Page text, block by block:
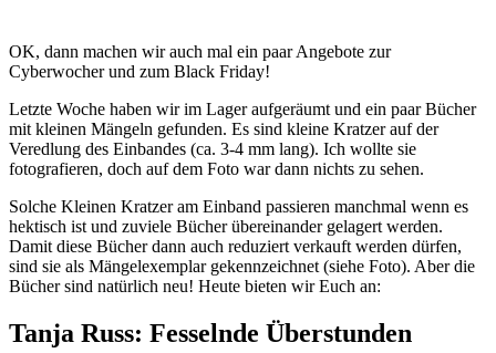
OK, dann machen wir auch mal ein paar Angebote zur
Cyberwocher und zum Black Friday!
Letzte Woche haben wir im Lager aufgeräumt und ein paar Bücher
mit kleinen Mängeln gefunden. Es sind kleine Kratzer auf der
Veredlung des Einbandes (ca. 3-4 mm lang). Ich wollte sie
fotografieren, doch auf dem Foto war dann nichts zu sehen.
Solche Kleinen Kratzer am Einband passieren manchmal wenn es
hektisch ist und zuviele Bücher übereinander gelagert werden.
Damit diese Bücher dann auch reduziert verkauft werden dürfen,
sind sie als Mängelexemplar gekennzeichnet (siehe Foto). Aber die
Bücher sind natürlich neu! Heute bieten wir Euch an:
Tanja Russ: Fesselnde Überstunden